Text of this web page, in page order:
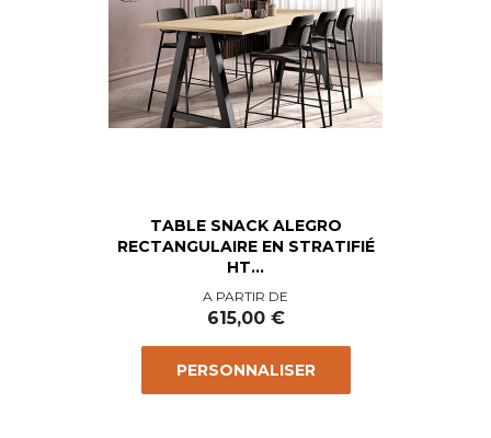
TABLE SNACK ALEGRO
RECTANGULAIRE EN STRATIFIÉ
HT...
Prix
A PARTIR DE
615,00 €
PERSONNALISER